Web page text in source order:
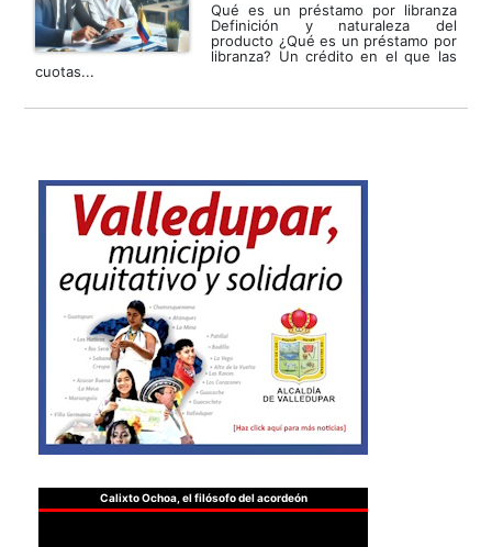
Qué es un préstamo por libranza
Definición y naturaleza del
producto ¿Qué es un préstamo por
libranza? Un crédito en el que las
cuotas...
Calixto Ochoa, el filósofo del acordeón